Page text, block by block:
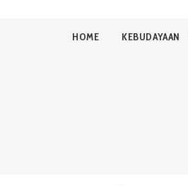
HOME KEBUDAYAAN